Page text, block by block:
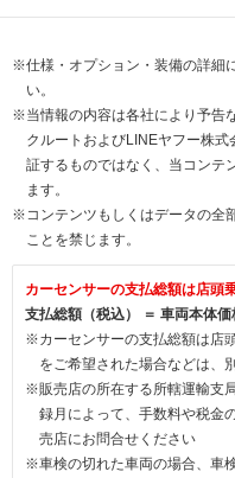
※仕様・オプション・装備の詳細
い。
※当情報の内容は各社により予告
クルートおよびLINEヤフー株
証するものではなく、当コンテ
ます。
※コンテンツもしくはデータの全
ことを禁じます。
カーセンサーの支払総額は店頭
支払総額（税込） ＝ 車両本体価
※カーセンサーの支払総額は店
をご希望された場合などは、
※販売店の所在する所轄運輸支
録月によって、手数料や税金
売店にお問合せください
※車検の切れた車両の場合、車